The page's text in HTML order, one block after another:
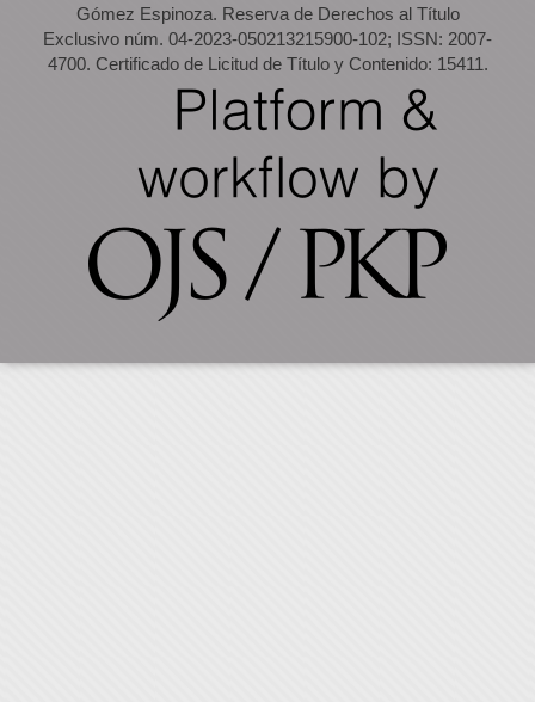
Gómez Espinoza. Reserva de Derechos al Título
Exclusivo núm. 04-2023-050213215900-102; ISSN: 2007-
4700. Certificado de Licitud de Título y Contenido: 15411.